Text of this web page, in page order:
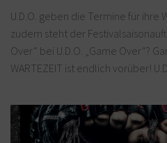
U.D.O. geben die Termine für
zudem steht der
Over“ bei U.D.O. „Game Over“?
WARTEZEIT ist endlich vorüber!